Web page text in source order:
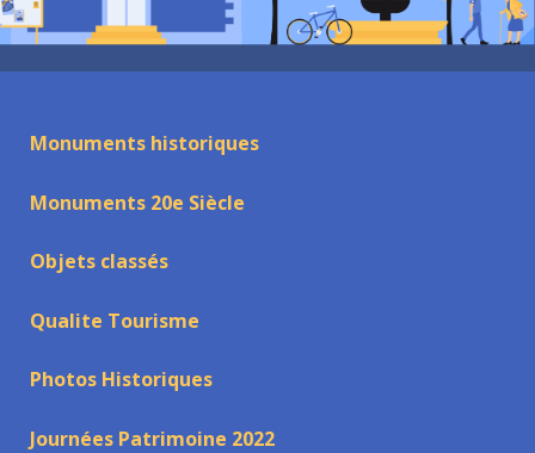
Monuments historiques
Monuments 20e Siècle
Objets classés
Qualite Tourisme
Photos Historiques
Journées Patrimoine 2022